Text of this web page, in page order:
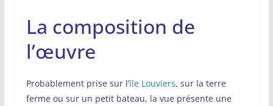
La composition de
l’œuvre
Probablement prise sur l’île Louviers, sur la terre
ferme ou sur un petit bateau, la vue présente une